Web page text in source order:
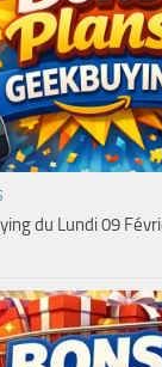
du Lundi 09